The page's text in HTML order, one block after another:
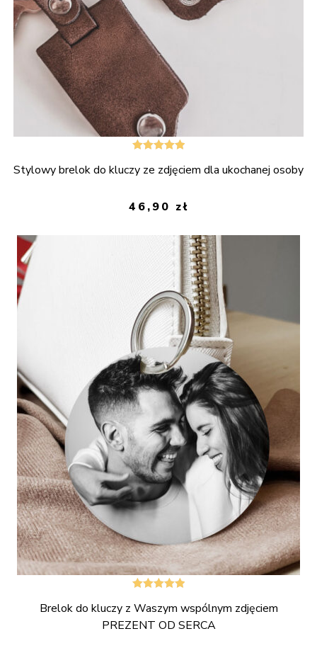
5.00 na 5
Stylowy brelok do kluczy ze zdjęciem dla ukochanej osoby
46,90 zł
5.00na 5
Brelok do kluczy z Waszym wspólnym zdjęciem
PREZENT OD SERCA